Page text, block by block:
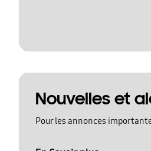
Nouvelles et
Pour les annonces